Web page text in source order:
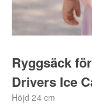
Ryggsäck
Drivers Ice
Höjd 24 cm